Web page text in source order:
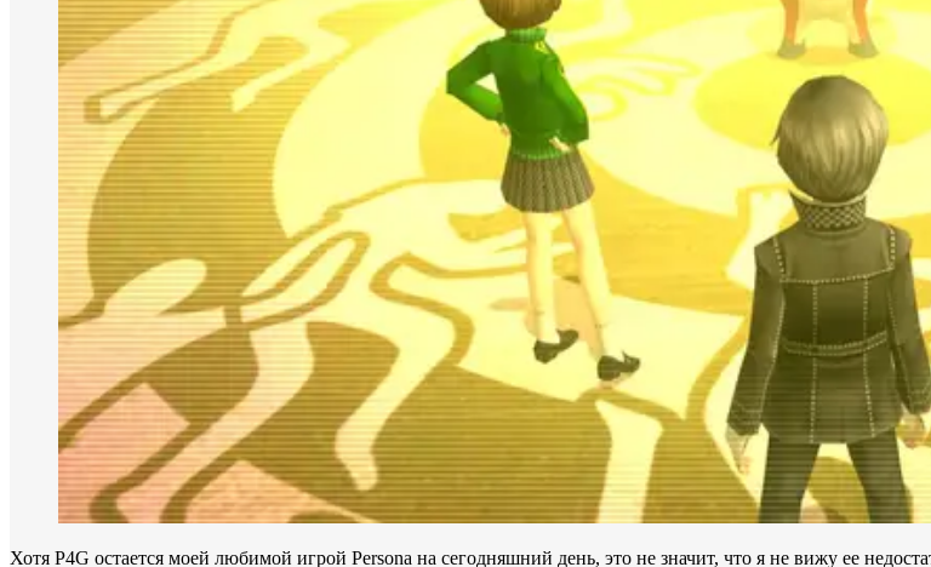
Хотя P4G остается моей любимой игрой Persona на сегодняшний день, это не значит, что я не вижу ее